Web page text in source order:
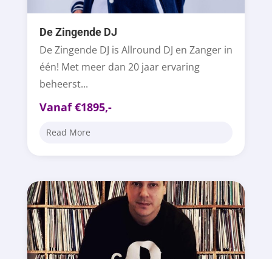
De Zingende DJ
De Zingende DJ is Allround DJ en Zanger in
één! Met meer dan 20 jaar ervaring
beheerst...
Vanaf €1895,-
Read More